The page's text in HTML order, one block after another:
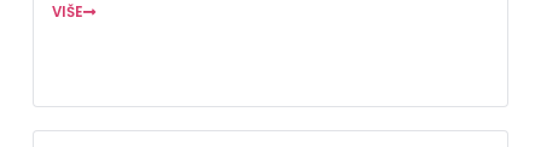
VIŠE